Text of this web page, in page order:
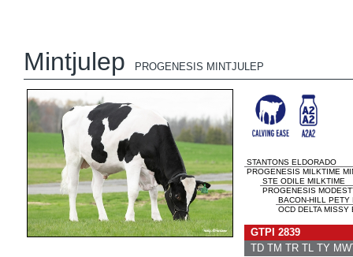
Mintjulep PROGENESIS MINTJULEP
STANTONS ELDORADO
PROGENESIS MILKTIME
STE ODILE MILKTIME
PROGENESIS
BACON-HILL PETY
OCD DELTA
GTPI 2839
TD TM TR TL TY